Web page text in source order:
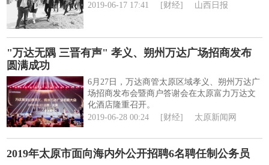
2019-06-17 17:41
[财经] 山西日报
"万达无隅 三晋有声" 孝义、朔州万达广场招商发布
圆满成功
6月27日，万达商管太原区域孝义、朔州万达广
场招商发布会暨商户答谢会在太原富力万达文
化酒店隆重召开。
2019-06-28 00:24
[财经] 太原新闻网
2019年太原市面向海内外公开招聘6名聘任制公务员